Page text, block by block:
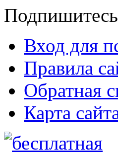
Подпишитесь
Вход для
Правила
Обратная
Карта